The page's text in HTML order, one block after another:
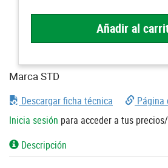
Añadir al
Marca STD
Descargar ficha técnica
Página
Inicia sesión para acceder a tus
Descripción